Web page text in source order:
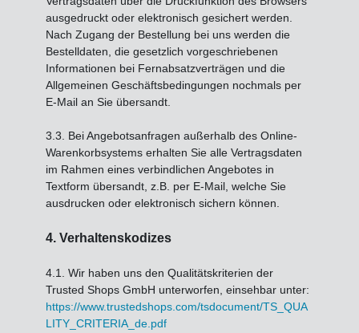
ausgedruckt oder elektronisch gesichert werden.
Nach Zugang der Bestellung bei uns werden die
Bestelldaten, die gesetzlich vorgeschriebenen
Informationen bei Fernabsatzverträgen und die
Allgemeinen Geschäftsbedingungen nochmals per
E-Mail an Sie übersandt.
3.3. Bei Angebotsanfragen außerhalb des Online-
Warenkorbsystems erhalten Sie alle Vertragsdaten
im Rahmen eines verbindlichen Angebotes in
Textform übersandt, z.B. per E-Mail, welche Sie
ausdrucken oder elektronisch sichern können.
4. Verhaltenskodizes
4.1. Wir haben uns den Qualitätskriterien der
Trusted Shops GmbH unterworfen, einsehbar unter:
https://www.trustedshops.com/tsdocument/TS_QUA
LITY_CRITERIA_de.pdf